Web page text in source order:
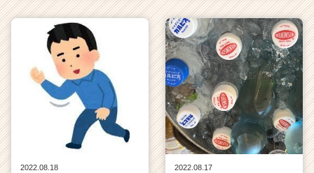
2022.08.18
2022.08.17